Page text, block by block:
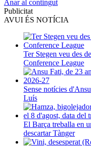
Anar al contingut
Publicitat
AVUI ÉS NOTÍCIA
Ter Stegen veu des
Conference League
Sense notícies
Luís
El Barça treballa en
descartar Tànger